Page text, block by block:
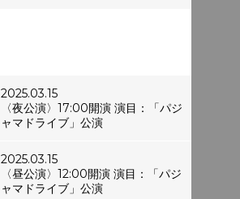
2025.03.15
〈夜公演〉17:00開演 演目：「パジ
ャマドライブ」公演
2025.03.15
〈昼公演〉12:00開演 演目：「パジ
ャマドライブ」公演